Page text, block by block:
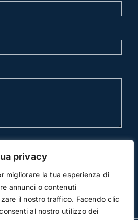
privacy
migliorare la tua esperienza di
annunci o contenuti
il nostro traffico. Facendo clic
al nostro utilizzo dei